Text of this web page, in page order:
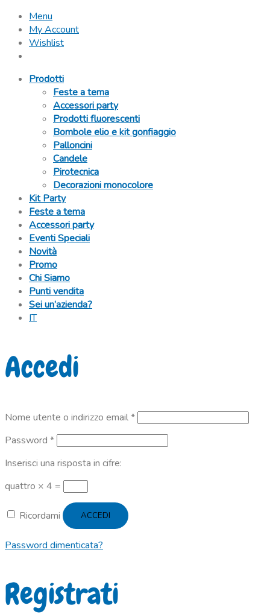
Menu
My Account
Wishlist
Prodotti
Feste a tema
Accessori party
Prodotti fluorescenti
Bombole elio e kit gonfiaggio
Palloncini
Candele
Pirotecnica
Decorazioni monocolore
Kit Party
Feste a tema
Accessori party
Eventi Speciali
Novità
Promo
Chi Siamo
Punti vendita
Sei un’azienda?
IT
Accedi
Nome utente o indirizzo email*Richiesto
Password *Richiesto
Inserisci una risposta in cifre:
quattro × 4 =
Ricordami ACCEDI
Password dimenticata?
Registrati